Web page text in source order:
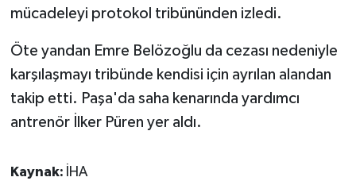
mücadeleyi protokol tribününden izledi.
Öte yandan Emre Belözoğlu da cezası nedeniyle
karşılaşmayı tribünde kendisi için ayrılan alandan
takip etti. Paşa'da saha kenarında yardımcı
antrenör İlker Püren yer aldı.
Kaynak: İHA
Kadın
KÜLTÜR SANAT